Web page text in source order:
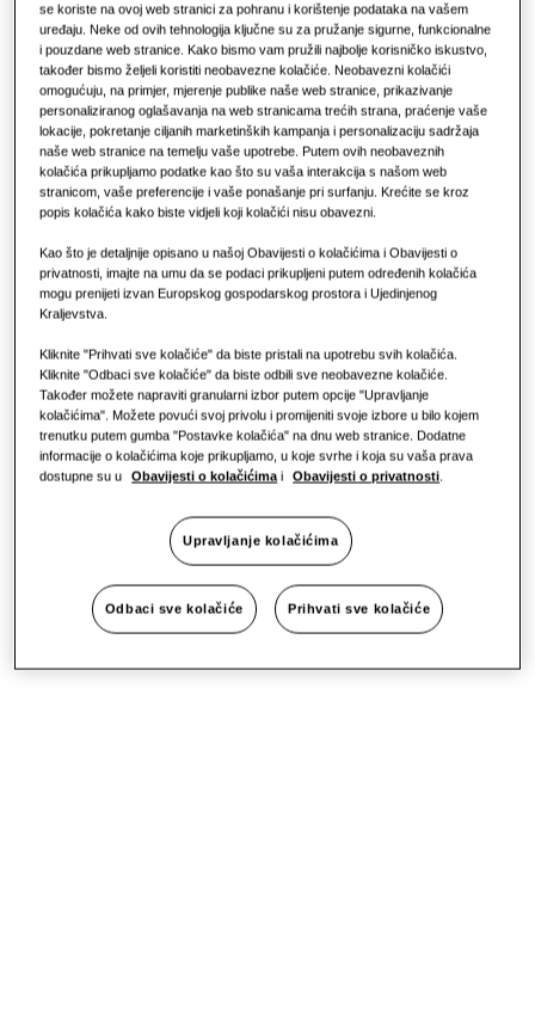
Hoteli
Maloprodaja
Restoran
Ured
Održivost
One Samsung
Klimatizacijska rješenja
Kontrole
se koriste na ovoj web stranici za pohranu i korištenje podataka na vašem
uređaju. Neke od ovih tehnologija ključne su za pružanje sigurne, funkcionalne
i pouzdane web stranice. Kako bismo vam pružili najbolje korisničko iskustvo,
također bismo željeli koristiti neobavezne kolačiće. Neobavezni kolačići
omogućuju, na primjer, mjerenje publike naše web stranice, prikazivanje
personaliziranog oglašavanja na web stranicama trećih strana, praćenje vaše
lokacije, pokretanje ciljanih marketinških kampanja i personalizaciju sadržaja
naše web stranice na temelju vaše upotrebe. Putem ovih neobaveznih
kolačića prikupljamo podatke kao što su vaša interakcija s našom web
stranicom, vaše preferencije i vaše ponašanje pri surfanju. Krećite se kroz
popis kolačića kako biste vidjeli koji kolačići nisu obavezni.
Kao što je detaljnije opisano u našoj Obavijesti o kolačićima i Obavijesti o
privatnosti, imajte na umu da se podaci prikupljeni putem određenih kolačića
mogu prenijeti izvan Europskog gospodarskog prostora i Ujedinjenog
Kraljevstva.
Kliknite "Prihvati sve kolačiće" da biste pristali na upotrebu svih kolačića.
Kliknite "Odbaci sve kolačiće" da biste odbili sve neobavezne kolačiće.
Također možete napraviti granularni izbor putem opcije "Upravljanje
kolačićima". Možete povući svoj privolu i promijeniti svoje izbore u bilo kojem
trenutku putem gumba "Postavke kolačića" na dnu web stranice. Dodatne
informacije o kolačićima koje prikupljamo, u koje svrhe i koja su vaša prava
dostupne su u
Obavijesti o kolačićima i Obavijesti o privatnosti
Upravljanje kolačićima
Odbaci sve kolačiće Prihvati sve kolačiće